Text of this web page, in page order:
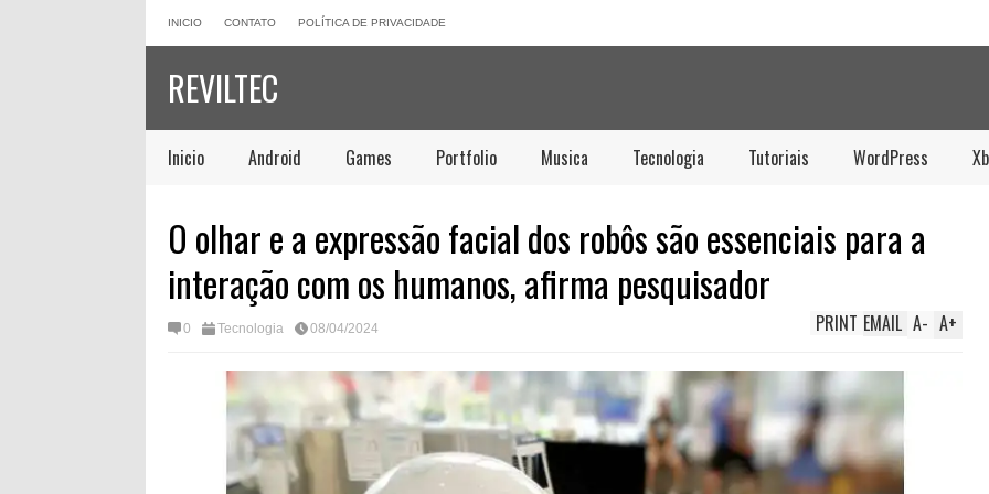
INICIO CONTATO POLÍTICA DE PRIVACIDADE
REVILTEC
Inicio Android Games Portfolio Musica Tecnologia Tutoriais WordPress
O olhar e a expressão facial dos robôs são essenciais para a
interação com os humanos, afirma pesquisador
0 Tecnologia 08/04/2024 A+
A-
EMAIL
PRINT